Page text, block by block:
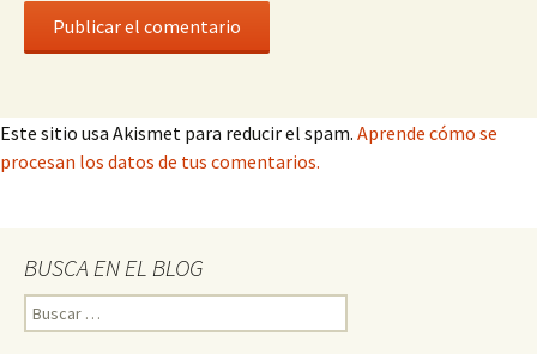
Este sitio usa Akismet para reducir el spam. Aprende cómo se
procesan los datos de tus comentarios.
BUSCA EN EL BLOG
Buscar: